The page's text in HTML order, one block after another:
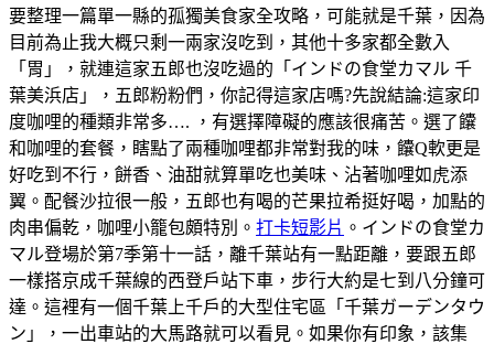
要整理一篇單一縣的孤獨美食家全攻略，可能就是千葉，因為
目前為止我大概只剩一兩家沒吃到，其他十多家都全數入
「胃」，就連這家五郎也沒吃過的「インドの食堂カマル 千
葉美浜店」，五郎粉粉們，你記得這家店嗎?先說結論:這家印
度咖哩的種類非常多…. ，有選擇障礙的應該很痛苦。選了饢
和咖哩的套餐，瞎點了兩種咖哩都非常對我的味，饢Q軟更是
好吃到不行，餅香、油甜就算單吃也美味、沾著咖哩如虎添
翼。配餐沙拉很一般，五郎也有喝的芒果拉希挺好喝，加點的
肉串偏乾，咖哩小籠包頗特別。 打卡短影片 。インドの食堂カ
マル登場於第7季第十一話，離千葉站有一點距離，要跟五郎
一樣搭京成千葉線的西登戶站下車，步行大約是七到八分鐘可
達。這裡有一個千葉上千戶的大型住宅區「千葉ガーデンタウ
ン」，一出車站的大馬路就可以看見。如果你有印象，該集